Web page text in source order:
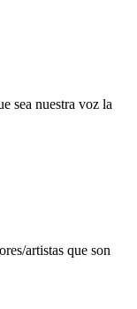
sea nuestra voz la
artistas que son